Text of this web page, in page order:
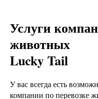
Услуги
животных
Lucky Tail
У вас всегда есть
компании по перевозке